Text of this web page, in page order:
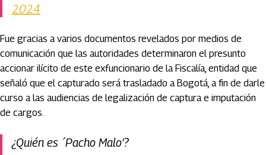
2024
Fue gracias a varios documentos revelados por medios de
comunicación que las autoridades determinaron el presunto
accionar ilícito de este exfuncionario de la Fiscalía, entidad que
señaló que el capturado será trasladado a Bogotá, a fin de darle
curso a las audiencias de legalización de captura e imputación
de cargos.
¿Quién es ´Pacho Malo'?